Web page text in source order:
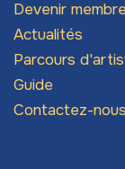
Devenir membre
Actualités
Parcours
Guide
Contactez-nous